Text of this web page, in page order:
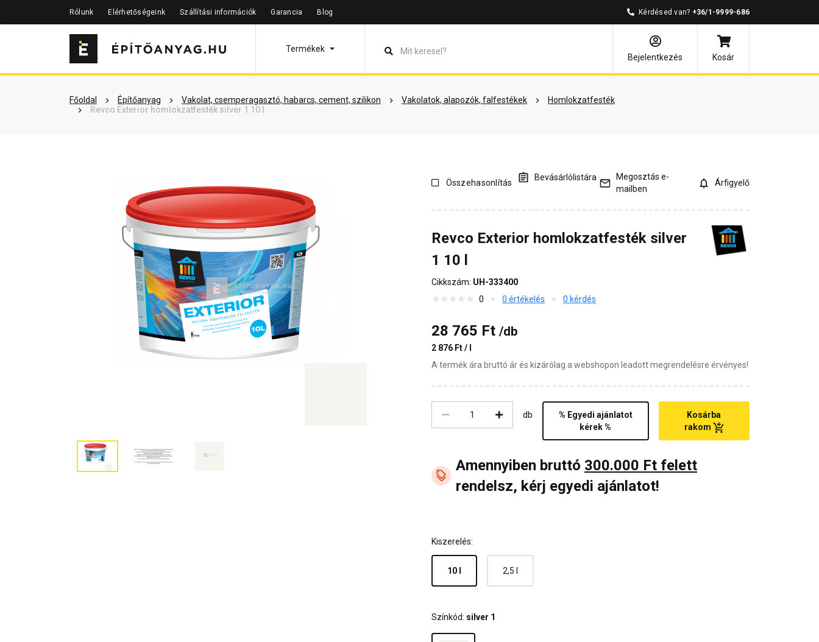
Rólunk Elérhetőségeink Szállítási információk Garancia Blog Kérdésed van? +36/1-9999-686
Termékek
Bejelentkezés
Kosár
Főoldal Építőanyag Vakolat, csemperagasztó, habarcs, cement, szilikon Vakolatok, alapozók, falfestékek
Homlokzatfesték
Revco Exterior homlokzatfesték silver 1 10 l
Szükséged lehet rá Részletes leírás Termékinformáció Színek Dokumentumok Vásárlói vélemények Kérdések és válaszok
Összehasonlítás
Bevásárlólistára
Megosztás e-
mailben
Árfigyelő
Revco Exterior homlokzatfesték silver
1 10 l
Cikkszám: UH-333400
0
0 értékelés 0 kérdés
28 765 Ft /db
2 876 Ft / l
A termék ára bruttó ár és kizárólag a webshopon leadott megrendelésre érvényes!
db
% Egyedi ajánlatot
kérek %
Kosárba
rakom
Amennyiben bruttó 300.000 Ft felett
rendelsz, kérj egyedi ajánlatot!
Kiszerelés:
10 l 2,5 l
Színkód: silver 1